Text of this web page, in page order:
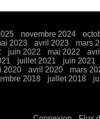
novembre 2024
2023 avril 2023 mars
juin 2022 mai 2022
juillet 2021 juin 2021
2020 avril 2020 mars
2018 juillet 2018